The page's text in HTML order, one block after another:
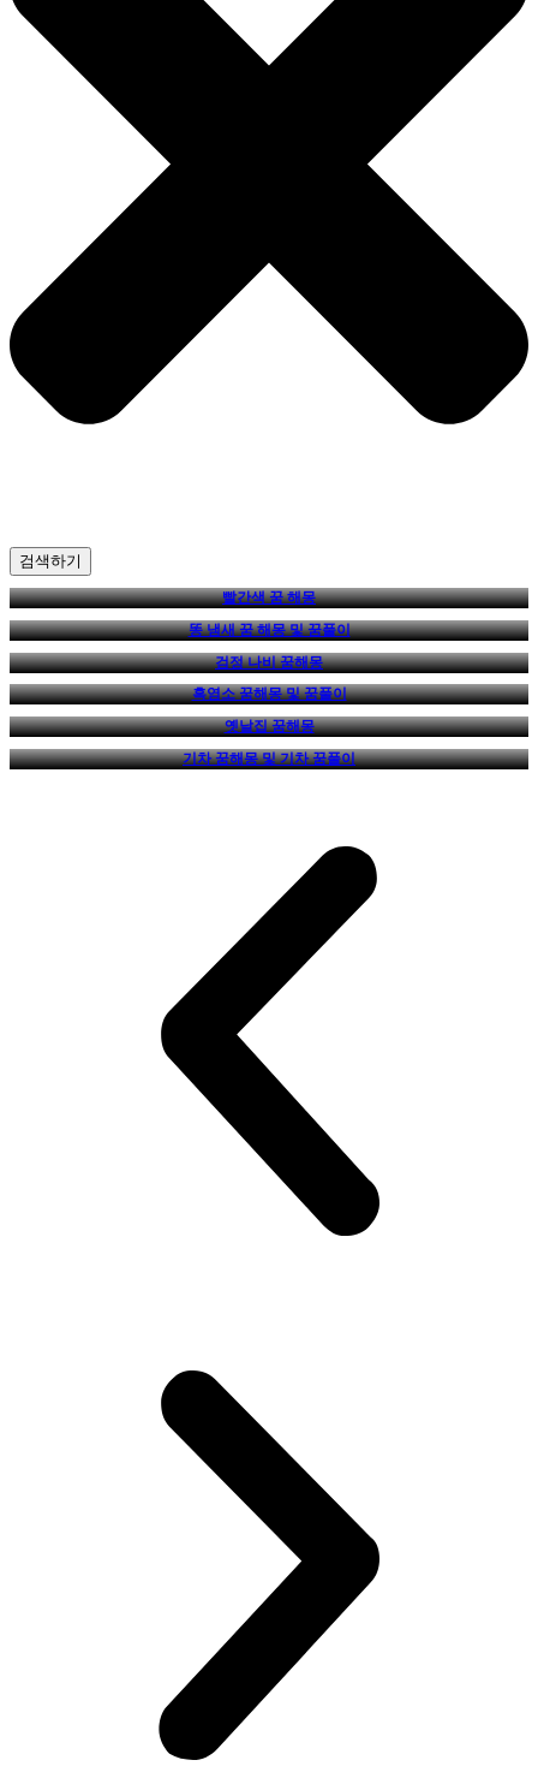
검색하기
빨간색 꿈 해몽
똥 냄새 꿈 해몽 및 꿈풀이
검정 나비 꿈해몽
흑염소 꿈해몽 및 꿈풀이
옛날집 꿈해몽
기차 꿈해몽 및 기차 꿈풀이